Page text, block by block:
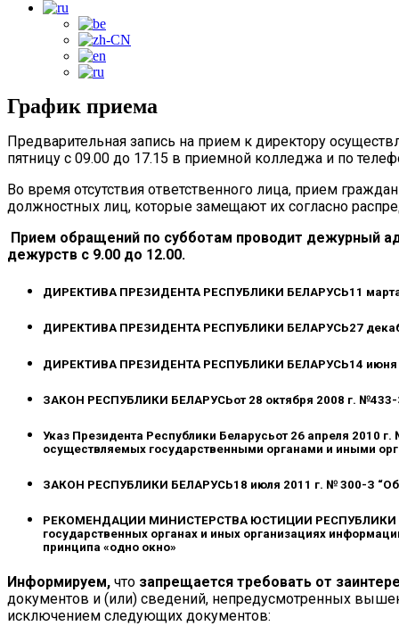
График приема
Предварительная запись на прием к директору
пятницу с 09.00 до 17.15 в приемной колледжа и по
Во время отсутствия ответственного лица, прием
должностных лиц, которые замещают их согласно
Прием обращений по субботам проводит дежурный
дежурств с 9.00 до 12.00.
ДИРЕКТИВА ПРЕЗИДЕНТА РЕСПУБЛИКИ БЕЛАРУСЬ11
ДИРЕКТИВА ПРЕЗИДЕНТА РЕСПУБЛИКИ БЕЛАРУСЬ27
ДИРЕКТИВА ПРЕЗИДЕНТА РЕСПУБЛИКИ БЕЛАРУСЬ14
ЗАКОН РЕСПУБЛИКИ БЕЛАРУСЬот 28 октября 2008 г.
Указ Президента Республики Беларусьот 26 апреля 2010
осуществляемых государственными органами и иными
ЗАКОН РЕСПУБЛИКИ БЕЛАРУСЬ18 июля 2011 г. № 300-З
РЕКОМЕНДАЦИИ МИНИСТЕРСТВА ЮСТИЦИИ РЕСПУБЛИКИ
государственных органах и иных организациях
принципа «одно окно»
Информируем, что запрещается требовать от
документов и (или) сведений, непредусмотренных
исключением следующих документов: